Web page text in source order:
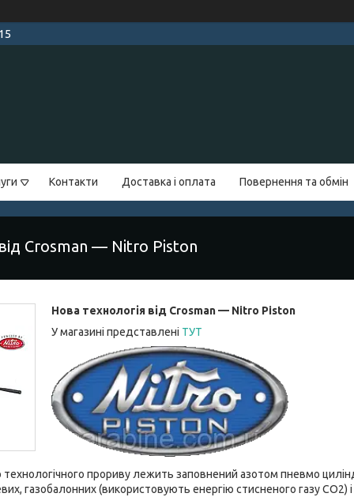
Контакти Доставка і оплата Повернення та обмін
Crosman — Nitro Piston
Нова технологія від Crosman — Nitro Piston
У магазині представлені ТУТ
технологічного прориву лежить заповнений азотом пневмо
газобалонних (використовують енергію стисненого газу СО2) і